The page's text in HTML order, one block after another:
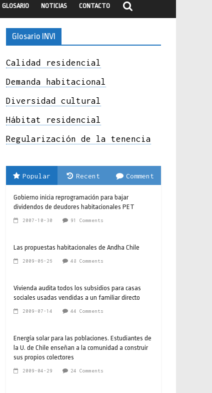
GLOSARIO NOTICIAS CONTACTO
Glosario INVI
Calidad residencial
Demanda habitacional
Diversidad cultural
Hábitat residencial
Regularización de la tenencia
Popular Recent Comment
Gobierno inicia reprogramación para bajar
dividendos de deudores habitacionales PET
2007-10-30 91 Comments
Las propuestas habitacionales de Andha Chile
2009-06-26 48 Comments
Vivienda audita todos los subsidios para casas
sociales usadas vendidas a un familiar directo
2009-07-14 44 Comments
Energía solar para las poblaciones. Estudiantes de
la U. de Chile enseñan a la comunidad a construir
sus propios colectores
2009-04-29 24 Comments